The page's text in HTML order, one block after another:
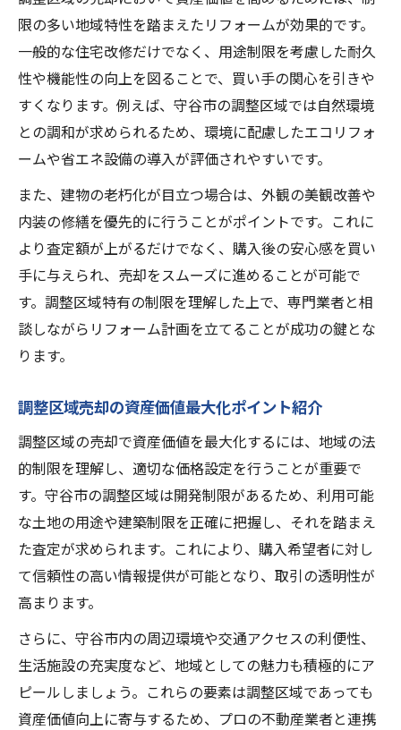
限の多い地域特性を踏まえたリフォームが効果的です。
一般的な住宅改修だけでなく、用途制限を考慮した耐久
性や機能性の向上を図ることで、買い手の関心を引きや
すくなります。例えば、守谷市の調整区域では自然環境
との調和が求められるため、環境に配慮したエコリフォ
ームや省エネ設備の導入が評価されやすいです。
また、建物の老朽化が目立つ場合は、外観の美観改善や
内装の修繕を優先的に行うことがポイントです。これに
より査定額が上がるだけでなく、購入後の安心感を買い
手に与えられ、売却をスムーズに進めることが可能で
す。調整区域特有の制限を理解した上で、専門業者と相
談しながらリフォーム計画を立てることが成功の鍵とな
ります。
調整区域売却の資産価値最大化ポイント紹介
調整区域の売却で資産価値を最大化するには、地域の法
的制限を理解し、適切な価格設定を行うことが重要で
す。守谷市の調整区域は開発制限があるため、利用可能
な土地の用途や建築制限を正確に把握し、それを踏まえ
た査定が求められます。これにより、購入希望者に対し
て信頼性の高い情報提供が可能となり、取引の透明性が
高まります。
さらに、守谷市内の周辺環境や交通アクセスの利便性、
生活施設の充実度など、地域としての魅力も積極的にア
ピールしましょう。これらの要素は調整区域であっても
資産価値向上に寄与するため、プロの不動産業者と連携